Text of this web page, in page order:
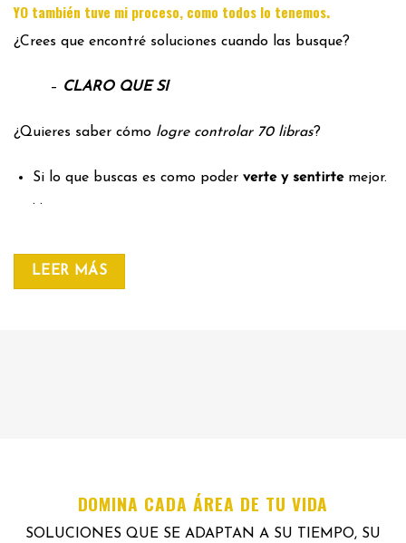
YO también tuve mi proceso, como todos lo tenemos.
¿Crees que encontré soluciones cuando las busque?
– CLARO QUE SI
¿Quieres saber cómo logre controlar 70 libras?
Si lo que buscas es como poder verte y sentirtemejor.
. .
LEER MÁS
DOMINA CADA ÁREA DE TU VIDA
SOLUCIONES QUE SE ADAPTAN A SU TIEMPO, SU